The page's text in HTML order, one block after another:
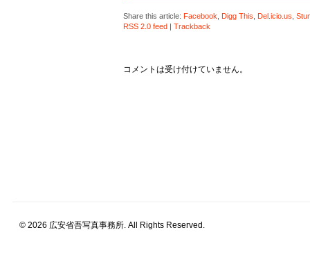
Share this article: Facebook Digg This Del.icio.us
RSS 2.0 feed| Trackback
コメントは受け付けていません。
© 2026 広安省吾写真事務所. All Rights Reserved.